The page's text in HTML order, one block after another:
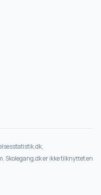
Skolegang.dk er ikke tilknyttet en